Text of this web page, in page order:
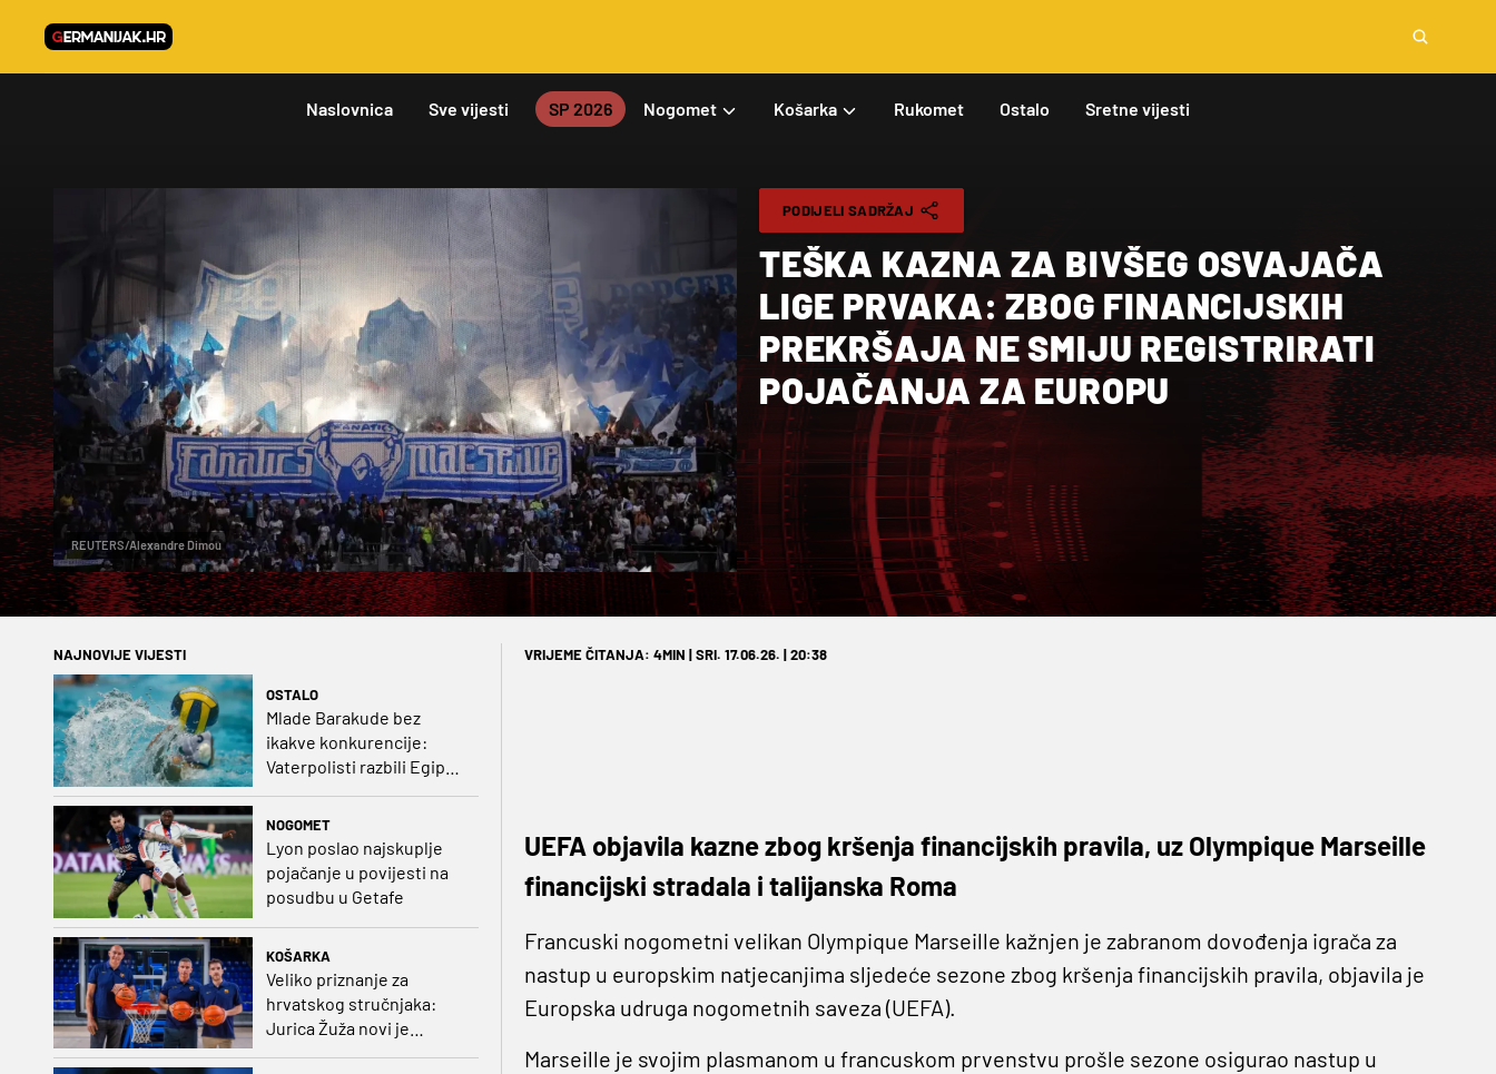
Naslovnica Sve vijesti SP 2026 Nogomet Košarka Rukomet Ostalo Sretne vijesti
REUTERS/Alexandre Dimou
PODIJELI SADRŽAJ
TEŠKA KAZNA ZA BIVŠEG OSVAJAČA
LIGE PRVAKA: ZBOG FINANCIJSKIH
PREKRŠAJA NE SMIJU REGISTRIRATI
POJAČANJA ZA EUROPU
NAJNOVIJE VIJESTI
OSTALO
Mlade Barakude bez
ikakve konkurencije:
Vaterpolisti razbili Egipat
NOGOMET
Lyon poslao najskuplje
pojačanje u povijesti na
posudbu u Getafe
KOŠARKA
Veliko priznanje za
hrvatskog stručnjaka:
Jurica Žuža novi je
pomoćni trener
VRIJEME ČITANJA: 4MIN | SRI. 17.06.26. | 20:38
UEFA objavila kazne zbog kršenja financijskih pravila, uz Olympique Marseille
financijski stradala i talijanska Roma
Francuski nogometni velikan Olympique Marseille kažnjen je zabranom dovođenja igrača za
nastup u europskim natjecanjima sljedeće sezone zbog kršenja financijskih pravila, objavila je
Europska udruga nogometnih saveza (UEFA).
Marseille je svojim plasmanom u francuskom prvenstvu prošle sezone osigurao nastup u